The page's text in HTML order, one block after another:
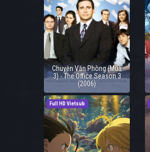
Chuyện Văn Phòng (Mùa
3) - The Office Season 3
(2006)
Full HD Vietsub